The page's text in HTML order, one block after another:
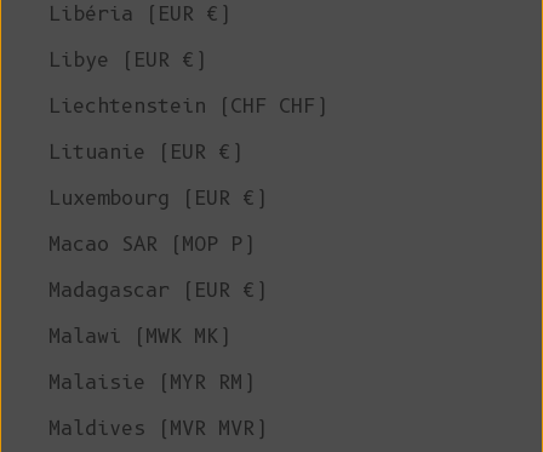
Libéria (EUR €)
Libye (EUR €)
Liechtenstein (CHF CHF)
Lituanie (EUR €)
Luxembourg (EUR €)
Macao SAR (MOP P)
Madagascar (EUR €)
Malawi (MWK MK)
Malaisie (MYR RM)
Maldives (MVR MVR)